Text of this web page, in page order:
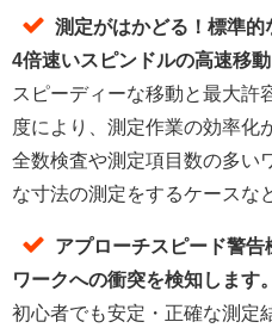
測定がはかどる！標準的
4倍速いスピンドルの高速移動
スピーディーな移動と最大許
度により、測定作業の効率化
全数検査や測定項目数の多い
な寸法の測定をするケースな
アプローチスピード警
ワークへの衝突を検知します。
初心者でも安定・正確な測定